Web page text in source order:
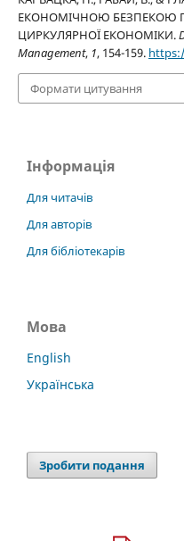
ЕКОНОМІЧНОЮ БЕЗПЕКОЮ
ЦИРКУЛЯРНОЇ ЕКОНОМІКИ.
Management, 1, 154-159.
Формати цитування
Інформація
Для читачів
Для авторів
Для бібліотекарів
Мова
English
Українська
Зробити подання